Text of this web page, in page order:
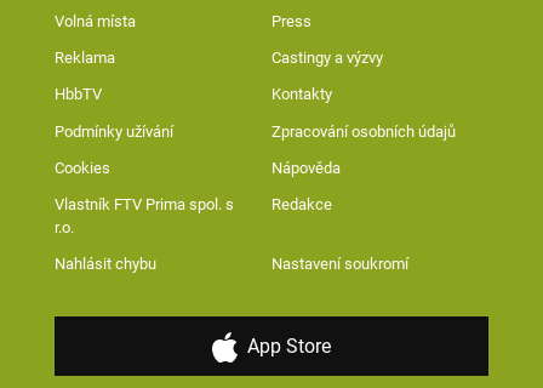
Volná místa Press
Reklama Castingy a výzvy
HbbTV Kontakty
Podmínky užívání Zpracování osobních údajů
Cookies Nápověda
Vlastník FTV Prima spol. s
r.o.
Redakce
Nahlásit chybu Nastavení soukromí
App Store